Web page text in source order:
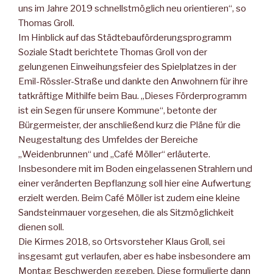
uns im Jahre 2019 schnellstmöglich neu orientieren“, so
Thomas Groll.
Im Hinblick auf das Städtebauförderungsprogramm
Soziale Stadt berichtete Thomas Groll von der
gelungenen Einweihungsfeier des Spielplatzes in der
Emil-Rössler-Straße und dankte den Anwohnern für ihre
tatkräftige Mithilfe beim Bau. „Dieses Förderprogramm
ist ein Segen für unsere Kommune“, betonte der
Bürgermeister, der anschließend kurz die Pläne für die
Neugestaltung des Umfeldes der Bereiche
„Weidenbrunnen“ und „Café Möller“ erläuterte.
Insbesondere mit im Boden eingelassenen Strahlern und
einer veränderten Bepflanzung soll hier eine Aufwertung
erzielt werden. Beim Café Möller ist zudem eine kleine
Sandsteinmauer vorgesehen, die als Sitzmöglichkeit
dienen soll.
Die Kirmes 2018, so Ortsvorsteher Klaus Groll, sei
insgesamt gut verlaufen, aber es habe insbesondere am
Montag Beschwerden gegeben. Diese formulierte dann